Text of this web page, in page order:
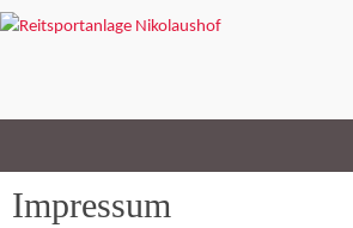
Skip
Impressum